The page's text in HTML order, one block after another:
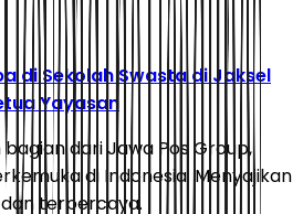
di Sekolah Swasta di Jaksel
Yayasan
dari Jawa Pos Group,
di Indonesia. Menyajikan
terpercaya.